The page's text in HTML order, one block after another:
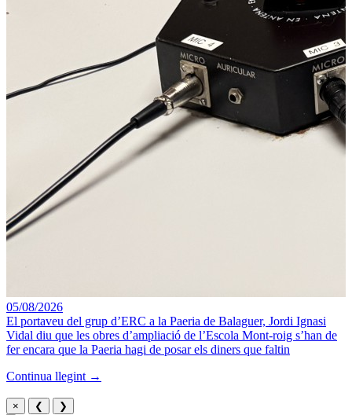
05/08/2026
El portaveu del grup d’ERC a la Paeria de Balaguer, Jordi Ignasi
Vidal diu que les obres d’ampliació de l’Escola Mont-roig s’han de
fer encara que la Paeria hagi de posar els diners que faltin
Continua llegint →
× ❮ ❯